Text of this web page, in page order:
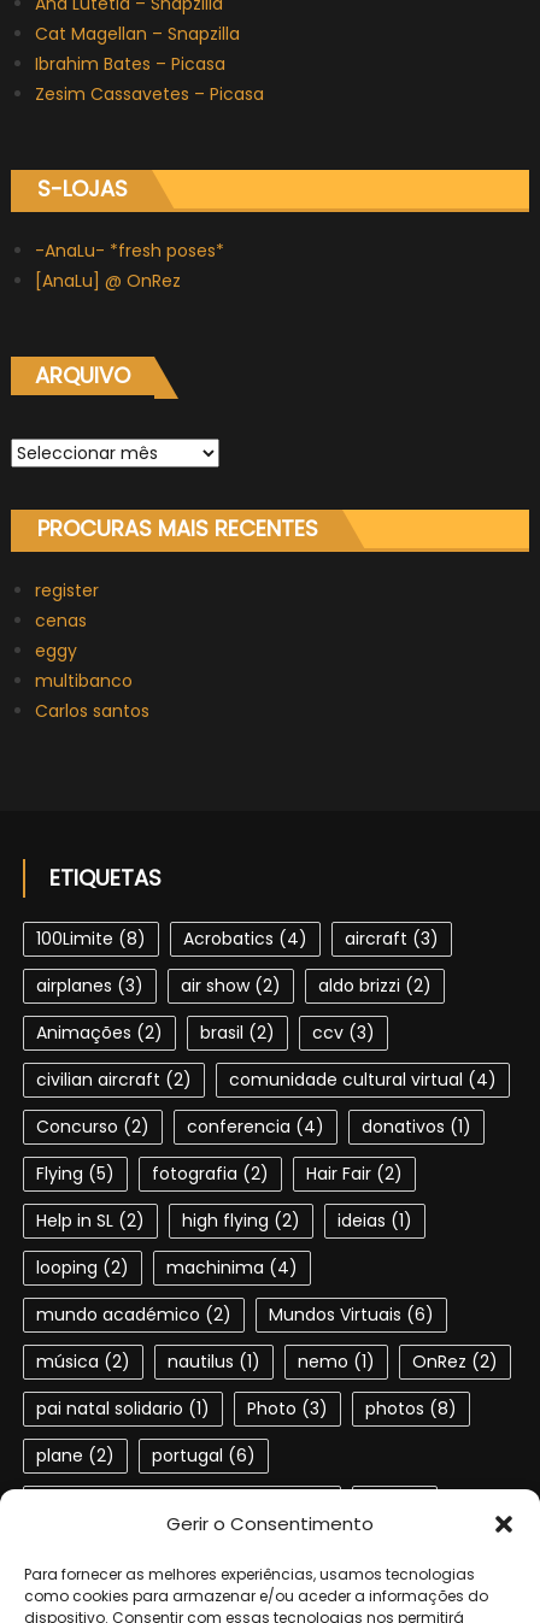
Gerir o Consentimento
Para fornecer as melhores experiências, usamos tecnologias
como cookies para armazenar e/ou aceder a informações do
dispositivo. Consentir com essas tecnologias nos permitirá
Cat Magellan – Snapzilla
Ibrahim Bates – Picasa
Zesim Cassavetes – Picasa
S-LOJAS
-AnaLu- *fresh poses*
[AnaLu] @ OnRez
ARQUIVO
Arquivo
PROCURAS MAIS RECENTES
register
cenas
eggy
multibanco
Carlos santos
ETIQUETAS
100Limite (8) Acrobatics (4) aircraft (3)
airplanes (3) air show(2) aldo brizzi (2)
Animações (2) brasil (2) ccv(3)
civilian aircraft (2) comunidade cultural virtual (4)
Concurso (2) conferencia (4) donativos (1)
Flying (5) fotografia (2) Hair Fair(2)
Help in SL(2) high flying (2) ideias (1)
looping (2) machinima (4)
mundo académico (2) Mundos Virtuais (6)
música (2) nautilus (1) nemo (1) OnRez (2)
pai natal solidario (1) Photo (3) photos (8)
plane (2) portugal (6)
solidariedade(2) steampunk(1) ted(2)